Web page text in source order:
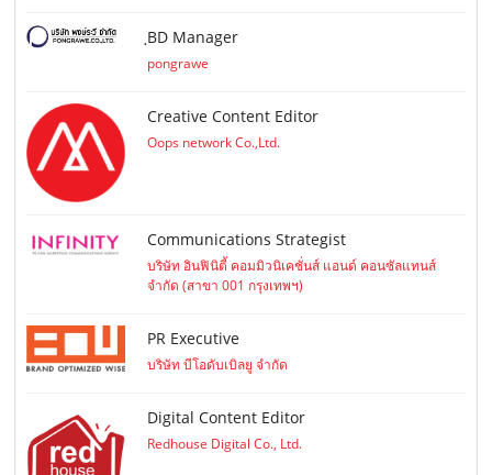
ฺBD Manager
pongrawe
Creative Content Editor
Oops network Co.,Ltd.
Communications Strategist
บริษัท อินฟินิตี้ คอมมิวนิเคชั่นส์ แอนด์ คอนซัลแทนส์
จำกัด (สาขา 001 กรุงเทพฯ)
PR Executive
บริษัท บีโอดับเบิลยู จำกัด
Digital Content Editor
Redhouse Digital Co., Ltd.